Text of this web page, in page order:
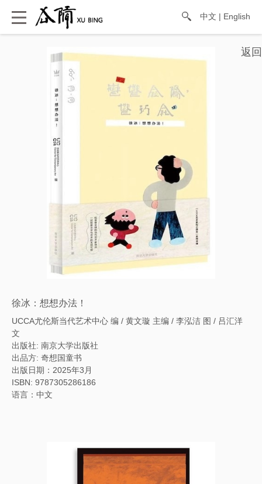
中文 | English
徐冰：想想办法！
UCCA尤伦斯当代艺术中心 编 / 黄文璇 主编 / 李泓洁 图 / 吕汇洋
文
出版社: 南京大学出版社
出品方: 奇想国童书
出版日期：2025年3月
ISBN: 9787305286186
语言：中文